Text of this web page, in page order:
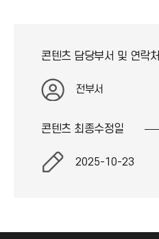
콘텐츠 담당부서 및 연락처
전부서
콘텐츠 최종수정일
2025-10-23